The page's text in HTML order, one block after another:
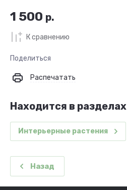
1 500 р.
К сравнению
Поделиться
Распечатать
Находится в разделах
Интерьерные растения
Назад